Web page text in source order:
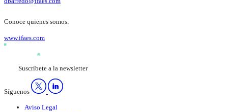
Conoce quienes somos:
www.ifaes.com
Suscríbete a la newsletter
Síguenos
Aviso Legal